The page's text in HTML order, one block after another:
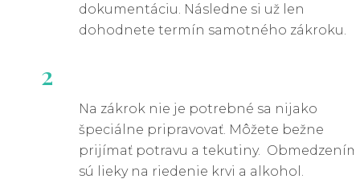
dokumentáciu. Následne si už len
dohodnete termín samotného zákroku.
2
Na zákrok nie je potrebné sa nijako
špeciálne pripravovať. Môžete bežne
prijímať potravu a tekutiny. Obmedzením
sú lieky na riedenie krvi a alkohol.